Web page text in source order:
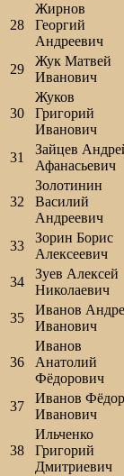
28
Жирнов
Георгий
Андреевич
29
Жук Матвей
Иванович
30
Жуков
Григорий
Иванович
31
Зайцев
Афанасьевич
32
Золотинин
Василий
Андреевич
33
Зорин Борис
Алексеевич
34
Зуев Алексей
Николаевич
35
Иванов
Иванович
36
Иванов
Анатолий
Фёдорович
37
Иванов Фёдор
Иванович
38
Ильченко
Григорий
Дмитриевич